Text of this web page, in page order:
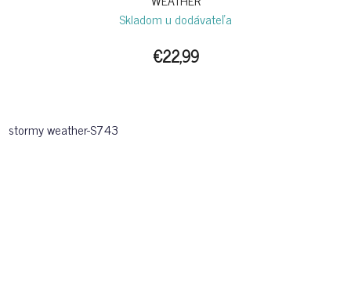
Skladom u dodávateľa
€22,99
stormy weather-S743